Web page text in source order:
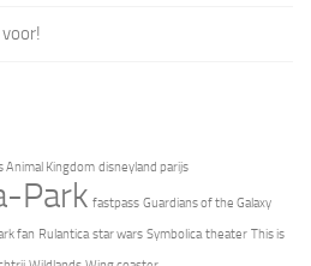
Animal Kingdom disneyland parijs
Park fastpass Guardians of the Galaxy
fan Rulantica star wars Symbolica theater This is